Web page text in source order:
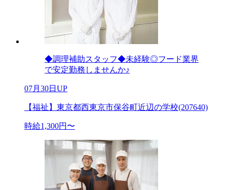
◆調理補助スタッフ◆未経験◎フード業界
で安定勤務しませんか♪
07月30日UP
【福祉】東京都西東京市保谷町近辺の学校(207640)
時給1,300円〜